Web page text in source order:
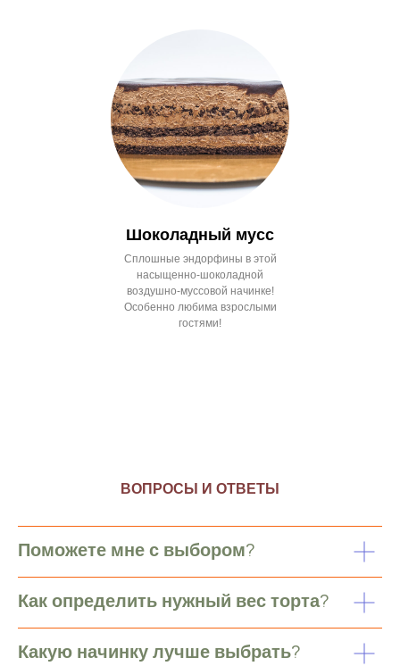
Шоколадный мусс
Сплошные эндорфины в этой
насыщенно-шоколадной
воздушно-муссовой начинке!
Особенно любима взрослыми
гостями!
ВОПРОСЫ И ОТВЕТЫ
Поможете мне с выбором?
Как определить нужный вес торта?
Какую начинку лучше выбрать?